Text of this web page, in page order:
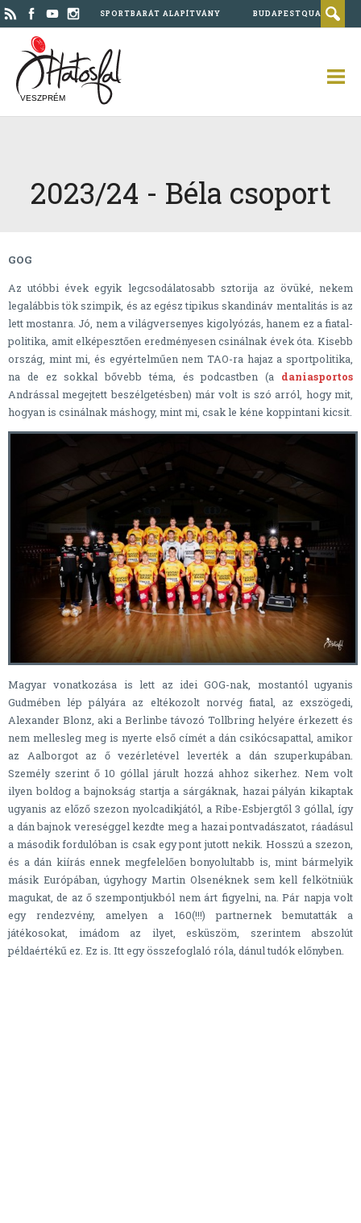
SPORTBARÁT ALAPÍTVÁNY BUDAPESTQUAD
VESZPRÉM
2023/24 - Béla csoport
GOG
Az utóbbi évek egyik legcsodálatosabb sztorija az övüké, nekem
legalábbis tök szimpik, és az egész tipikus skandináv mentalitás is az
lett mostanra. Jó, nem a világversenyes kigolyózás, hanem ez a fiatal-
politika, amit elképesztően eredményesen csinálnak évek óta. Kisebb
ország, mint mi, és egyértelműen nem TAO-ra hajaz a sportpolitika,
na de ez sokkal bővebb téma, és podcastben (a daniasportos
Andrással megejtett beszélgetésben) már volt is szó arról, hogy mit,
hogyan is csinálnak máshogy, mint mi, csak le kéne koppintani kicsit.
Magyar vonatkozása is lett az idei GOG-nak, mostantól ugyanis
Gudmében lép pályára az eltékozolt norvég fiatal, az exszögedi,
Alexander Blonz, aki a Berlinbe távozó Tollbring helyére érkezett és
nem mellesleg meg is nyerte első címét a dán csikócsapattal, amikor
az Aalborgot az ő vezérletével leverték a dán szuperkupában.
Személy szerint ő 10 góllal járult hozzá ahhoz sikerhez. Nem volt
ilyen boldog a bajnokság startja a sárgáknak, hazai pályán kikaptak
ugyanis az előző szezon nyolcadikjától, a Ribe-Esbjergtől 3 góllal, így
a dán bajnok vereséggel kezdte meg a hazai pontvadászatot, ráadásul
a második fordulóban is csak egy pont jutott nekik. Hosszú a szezon,
és a dán kiírás ennek megfelelően bonyolultabb is, mint bármelyik
másik Európában, úgyhogy Martin Olsenéknek sem kell felkötniük
magukat, de az ő szempontjukból nem árt figyelni, na. Pár napja volt
egy rendezvény, amelyen a 160(!!!) partnernek bemutatták a
játékosokat, imádom az ilyet, esküszöm, szerintem abszolút
példaértékű ez. Ez is. Itt egy összefoglaló róla, dánul tudók előnyben.